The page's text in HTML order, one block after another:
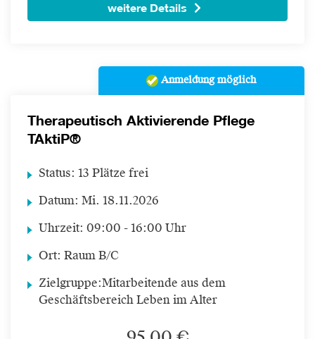
weitere Details
Anmeldung möglich
Therapeutisch Aktivierende Pflege
TAktiP®
Status: 13 Plätze frei
Datum: Mi. 18.11.2026
Uhrzeit: 09:00 - 16:00 Uhr
Ort: Raum B/C
Zielgruppe:Mitarbeitende aus dem
Geschäftsbereich Leben im Alter